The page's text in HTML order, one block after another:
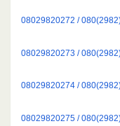
08029820272 /
08029820273 /
08029820274 /
08029820275 /